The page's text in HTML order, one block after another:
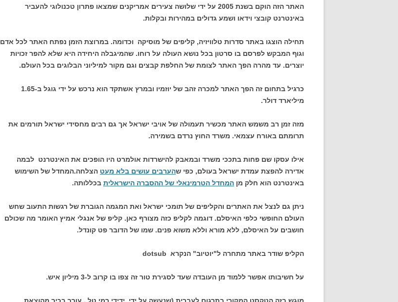
האתר הזה הוקם בשנת 2005 על ידי שלושה צעירים אמריקנים שמצאו פתרון טכנולוגי להעביר
באינטרנט קובצי וידאו ושמע גדולים במהירות ובקלות.
תחילה הוצגו באתר סדרות טלוויזיה, קליפים של מוסיקה וכדומה. במרוצת הזמן נפתח האתר לכל אדם
וגוף המבקש לפרסם בו סרטון בכל נושא העולה על רוחו. שהמיגבלה היחידה היא שלא להפר זכויות
יוצרים. עד מהרה הפך האתר לצומת של החלפת קבצים וגם מקור למיליוני הבלוגים בכל העולם.
כרגיל בתחום זה הפך האתר למכרה זהב של יוזמיו ובמרץ אשתקד הוא נרכש על ידי גוגל ב-1.65
מיליארד דולר.
מזה זמן רב משמש האתר מכשיר תעמולה של אויבי ישראל אך גם רבים מחסידי ישראל תורמים את
תרומתם באורח עצמאי. משרד החוץ נרדם בשמירה.
אילו עסקו שם פחות בתככי משרד ובמאבק להישרדות אולמרט היו הופכים את האינטרנט לבמה
אדירה להפצת עמדת ישראל בעולם, כפי שהערבים עושים בלא מעט הצלחה.המחדל של השימוש
באינטרנט הוא חלק מן המחדל הטרמינאלי של ההסברה הישראלית בכללותה.
ניתן גם לנצל את האתרים והקליפים של תומכי ישראל ואת המגמה הגוברת של רגשות התעוב שחש
העולם החופשי כלפי האיסלם. דוגמה לקליפ כזה מצורף כאן. קליפ של אנגלי אמיץ האומר מה שכולם
חושבים על האיסלם, ללא מורא וללא משוא פנים. שמו של הדובר פט קונדל.
הקליפ שודר באתר מתחרה ל"יוטיוב" הנקרא dotsub
על חשיבותו אפשר ללמוד מן העובדה שעד לסגירת טור זה צפו בו קרוב ל-3 מיליון איש.